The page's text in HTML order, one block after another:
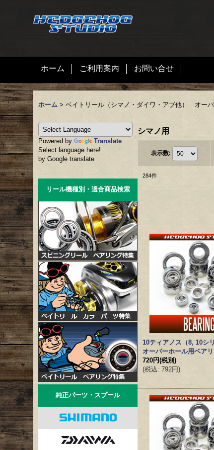
ホーム ご利用案内 お問い合せ
ホーム > ベイトリール（シマノ・ダイワ・アブ他） オー
Powered by
Translate
Select language here!
by Google translate
リール機種別・適合商品検索
純正パーツ・スプール
シマノ用
表示数:
284件
10ティアノス（8, 10シ
オーバーホール用ベア
720円(税別)
(税込: 792円)